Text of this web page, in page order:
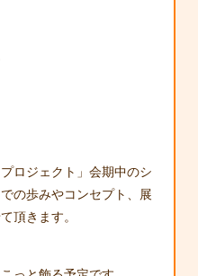
ロジェクト」会期中のシ
の歩みやコンセプト、展
頂きます。